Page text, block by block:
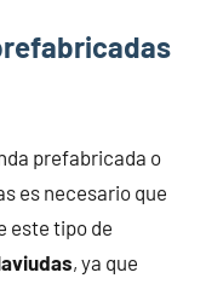
prefabricada o
es necesario que
este tipo de
, ya que